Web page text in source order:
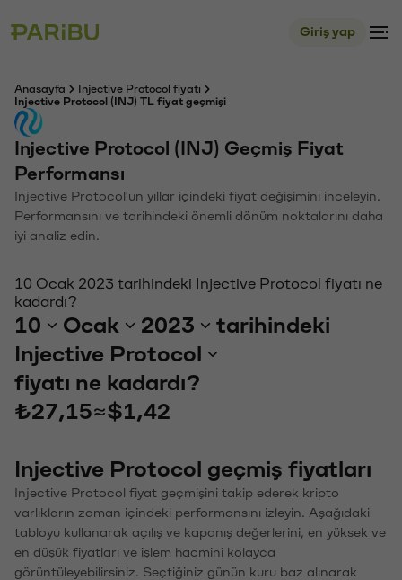
Giriş yap
Anasayfa
Injective Protocol fiyatı
Injective Protocol (INJ) TL fiyat geçmişi
Injective Protocol (INJ) Geçmiş Fiyat
Performansı
Injective Protocol'un yıllar içindeki fiyat değişimini inceleyin.
Performansını ve tarihindeki önemli dönüm noktalarını daha
iyi analiz edin.
10 Ocak 2023 tarihindeki Injective Protocol fiyatı ne
kadardı?
10 Ocak 2023
tarihindeki
Injective Protocol
fiyatı ne kadardı?
₺27,15≈$1,42
Injective Protocol geçmiş fiyatları
Injective Protocol fiyat geçmişini takip ederek kripto
varlıkların zaman içindeki performansını izleyin. Aşağıdaki
tabloyu kullanarak açılış ve kapanış değerlerini, en yüksek ve
en düşük fiyatları ve işlem hacmini kolayca
görüntüleyebilirsiniz. Seçtiğiniz günün kuru baz alınarak